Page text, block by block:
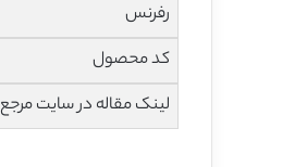
رفرنس
کد محصول
لینک مقاله در سایت مرجع